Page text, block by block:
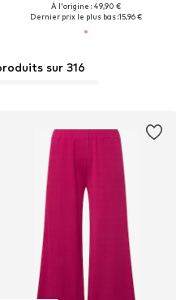
sur 316
À l'origine : 49,90 €
Dernier prix le plus bas :15,96 €